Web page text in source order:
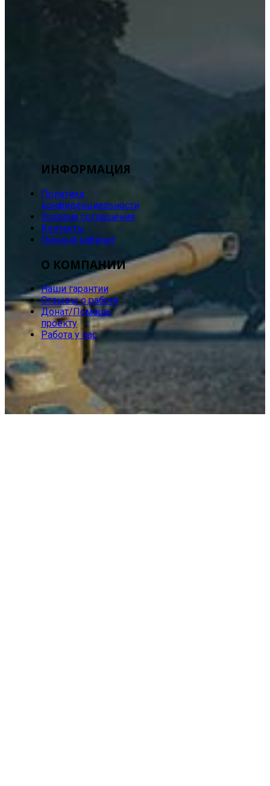
ИНФОРМАЦИЯ
Политика
конфиденциальности
Условия соглашения
Контакты
Личный кабинет
О КОМПАНИИ
Наши гарантии
Отзывы о работе
Донат/Помощь
проекту
Работа у нас